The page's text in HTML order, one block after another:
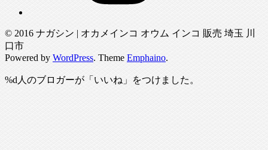
© 2016 ナガシン | オカメインコ オウム インコ 販売 埼玉 川
口市
Powered by WordPress. Theme Emphaino.
%d 人のブロガーが「いいね」をつけました。